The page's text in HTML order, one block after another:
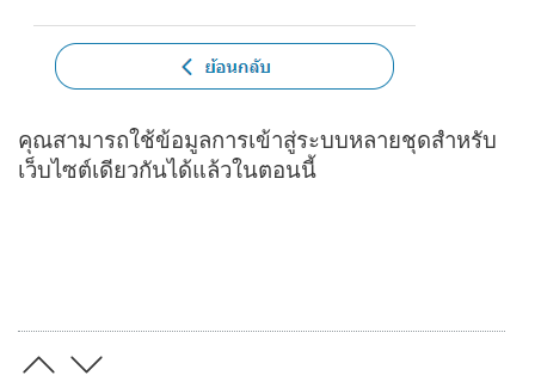
คุณสามารถใช้ข้อมูลการเข้าสู่ระบบหลายชุดสำหรับ
เว็บไซต์เดียวกันได้แล้วในตอนนี้